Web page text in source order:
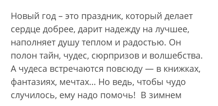
Новый год – это праздник, который делает
сердце добрее, дарит надежду на лучшее,
наполняет душу теплом и радостью. Он
полон тайн, чудес, сюрпризов и волшебства.
А чудеса встречаются повсюду — в книжках,
фантазиях, мечтах… Но ведь, чтобы чудо
случилось, ему надо помочь! В зимнем